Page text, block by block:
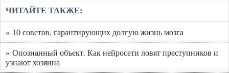
ЧИТАЙТЕ ТАКЖЕ:
» 10 советов, гарантирующих долгую жизнь мозга
» Опознанный объект. Как нейросети ловят преступников и
узнают хозяина